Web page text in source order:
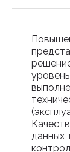
данных